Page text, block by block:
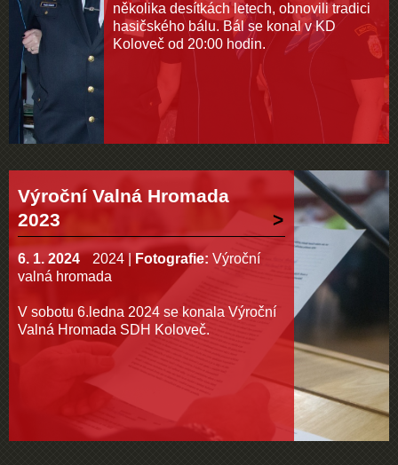
několika desítkách letech, obnovili tradici
hasičského bálu. Bál se konal v KD
Koloveč od 20:00 hodin.
Výroční Valná Hromada
2023
6. 1. 2024 2024 |Fotografie: Výroční
valná hromada
V sobotu 6.ledna 2024 se konala Výroční
Valná Hromada SDH Koloveč.